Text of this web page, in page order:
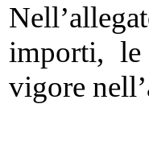
importi,
vigore